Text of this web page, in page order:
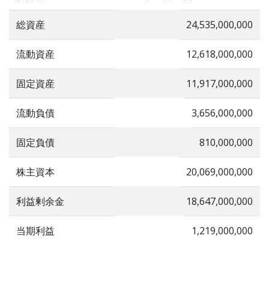
総資産 24,535,000,000
流動資産 12,618,000,000
固定資産 11,917,000,000
流動負債 3,656,000,000
固定負債 810,000,000
株主資本 20,069,000,000
利益剰余金 18,647,000,000
当期利益 1,219,000,000